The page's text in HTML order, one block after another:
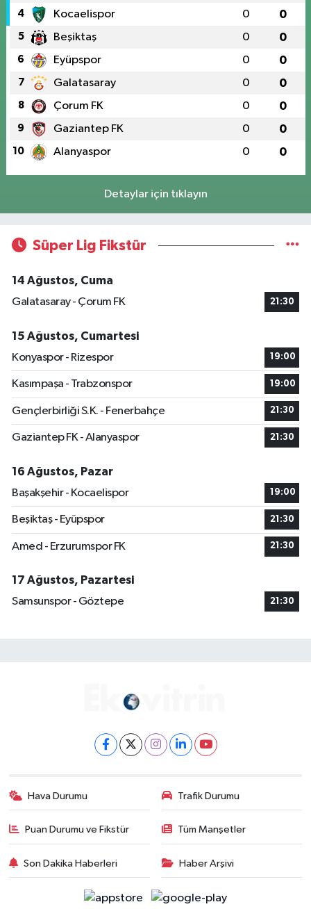
4 Kocaelispor 0 0
5 Beşiktaş 0 0
6 Eyüpspor 0 0
7 Galatasaray 0 0
8 Çorum FK 0 0
9 Gaziantep FK 0 0
10 Alanyaspor 0 0
Detaylar için tıklayın
Süper Lig Fikstür
14 Ağustos, Cuma
Galatasaray - Çorum FK
21:30
15 Ağustos, Cumartesi
Konyaspor - Rizespor
19:00
Kasımpaşa - Trabzonspor 19:00
Gençlerbirliği S.K. - Fenerbahçe 21:30
Gaziantep FK - Alanyaspor 21:30
16 Ağustos, Pazar
Başakşehir - Kocaelispor
19:00
Beşiktaş - Eyüpspor 21:30
Amed - Erzurumspor FK 21:30
17 Ağustos, Pazartesi
Samsunspor - Göztepe
21:30
Hava Durumu Trafik Durumu
Puan Durumu ve Fikstür Tüm Manşetler
Son Dakika Haberleri Haber Arşivi